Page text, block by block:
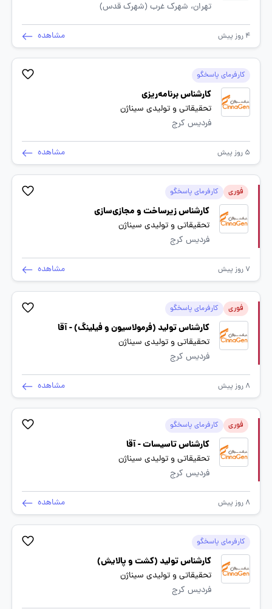
تهران، شهرک غرب (شهرک قدس)
4 روز پیش مشاهده
کارفرمای پاسخگو
کارشناس برنامه‌ریزی
تحقیقاتی و تولیدی سیناژن
فردیس کرج
5 روز پیش مشاهده
فوری کارفرمای پاسخگو
کارشناس زیرساخت و مجازی‌سازی
تحقیقاتی و تولیدی سیناژن
فردیس کرج
7 روز پیش مشاهده
فوری کارفرمای پاسخگو
کارشناس تولید (فرمولاسیون و فیلینگ) - آقا
تحقیقاتی و تولیدی سیناژن
فردیس کرج
8 روز پیش مشاهده
فوری کارفرمای پاسخگو
کارشناس تاسیسات - آقا
تحقیقاتی و تولیدی سیناژن
فردیس کرج
8 روز پیش مشاهده
کارفرمای پاسخگو
کارشناس تولید (کشت و پالایش)
تحقیقاتی و تولیدی سیناژن
فردیس کرج